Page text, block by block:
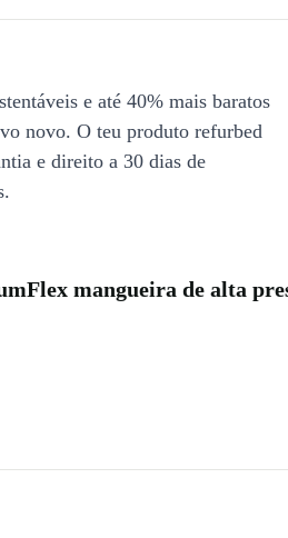
e até 40% mais baratos
novo. O teu produto refurbed
e direito a 30 dias de
mangueira de alta